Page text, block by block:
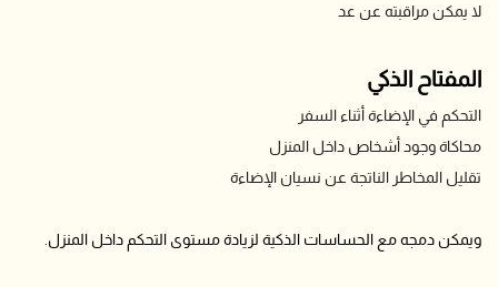
لا يمكن مراقبته عن عد
المفتاح الذكي
التحكم في الإضاءة أثناء السفر
محاكاة وجود أشخاص داخل المنزل
تقليل المخاطر الناتجة عن نسيان الإضاءة
ويمكن دمجه مع الحساسات الذكية لزيادة مستوى التحكم داخل المنزل.